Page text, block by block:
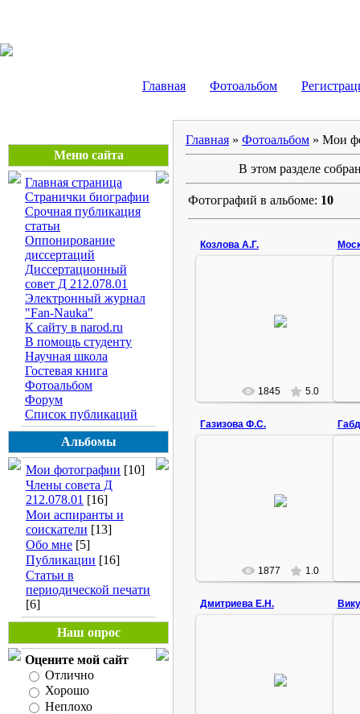
Главная Фотоальбом
Меню сайта
Главная страница
Странички биографии
Срочная публикация
статьи
Оппонирование
диссертаций
Диссертационный
совет Д 212.078.01
Электронный журнал
"Fan-Nauka"
К сайту в narod.ru
В помощь студенту
Научная школа
Гостевая книга
Фотоальбом
Форум
Список публикаций
Альбомы
Мои фотографии [10]
Члены совета Д
212.078.01 [16]
Мои аспиранты и
соискатели [13]
Обо мне [5]
Публикации [16]
Статьи в
периодической печати
[6]
Наш опрос
Оцените мой сайт
Отлично
Хорошо
Неплохо
Главная » Фотоальбом » Мои
В этом разделе
Фотографий в альбоме: 10
Козлова А.Г.
профессор РГПУ им. Герцена
1845 5.0
Газизова Ф.С.
дошкольного образования НГПИ
1877 1.0
Дмитриева Е.Н.
профессором Дмитриевой Е.Н.